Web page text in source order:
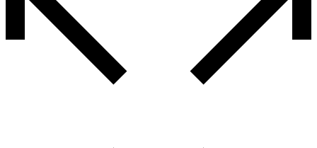
podem
escolhidas
página